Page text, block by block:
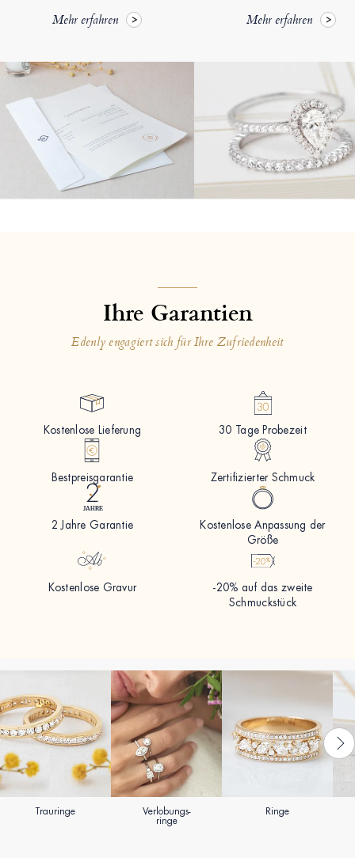
Mehr erfahren Mehr erfahren
Ihre Garantien
Edenly engagiert sich für Ihre Zufriedenheit
Kostenlose Lieferung 30 Tage Probezeit
Bestpreisgarantie Zertifizierter Schmuck
2 Jahre Garantie
Kostenlose Anpassung der
Größe
Kostenlose Gravur
-20% auf das zweite
Schmuckstück
Trauringe Verlobungs-
ringe
Ringe